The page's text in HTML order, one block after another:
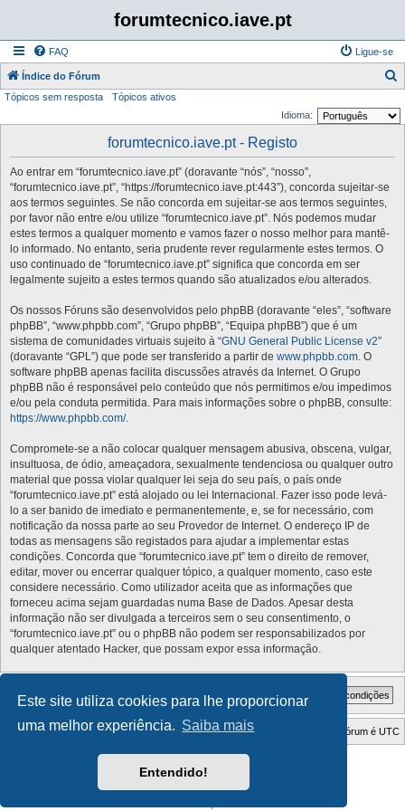
Este site utiliza cookies para lhe proporcionar
uma melhor experiência. Saiba mais
Entendido!
forumtecnico.iave.pt
FAQ Ligue-se
Índice do Fórum
Tópicos sem resposta
Tópicos ativos
Idioma:
forumtecnico.iave.pt - Registo
Ao entrar em “forumtecnico.iave.pt” (doravante “nós”, “nosso”,
“forumtecnico.iave.pt”, “https://forumtecnico.iave.pt:443”), concorda sujeitar-se
aos termos seguintes. Se não concorda em sujeitar-se aos termos seguintes,
por favor não entre e/ou utilize “forumtecnico.iave.pt”. Nós podemos mudar
estes termos a qualquer momento e vamos fazer o nosso melhor para mantê-
lo informado. No entanto, seria prudente rever regularmente estes termos. O
uso continuado de “forumtecnico.iave.pt” significa que concorda em ser
legalmente sujeito a estes termos quando são atualizados e/ou alterados.
Os nossos Fóruns são desenvolvidos pelo phpBB (doravante “eles”, “software
phpBB”, “www.phpbb.com”, “Grupo phpBB”, “Equipa phpBB”) que é um
sistema de comunidades virtuais sujeito à “GNU General Public License v2”
(doravante “GPL”) que pode ser transferido a partir de www.phpbb.com. O
software phpBB apenas facilita discussões através da Internet. O Grupo
phpBB não é responsável pelo conteúdo que nós permitimos e/ou impedimos
e/ou pela conduta permitida. Para mais informações sobre o phpBB, consulte:
https://www.phpbb.com/.
Compromete-se a não colocar qualquer mensagem abusiva, obscena, vulgar,
insultuosa, de ódio, ameaçadora, sexualmente tendenciosa ou qualquer outro
material que possa violar qualquer lei seja do seu país, o país onde
“forumtecnico.iave.pt” está alojado ou lei Internacional. Fazer isso pode levá-
lo a ser banido de imediato e permanentemente, e, se for necessário, com
notificação da nossa parte ao seu Provedor de Internet. O endereço IP de
todas as mensagens são registados para ajudar a implementar estas
condições. Concorda que “forumtecnico.iave.pt” tem o direito de remover,
editar, mover ou encerrar qualquer tópico, a qualquer momento, caso este
considere necessário. Como utilizador aceita que as informações que
forneceu acima sejam guardadas numa Base de Dados. Apesar desta
informação não ser divulgada a terceiros sem o seu consentimento, o
“forumtecnico.iave.pt” ou o phpBB não podem ser responsabilizados por
qualquer atentado Hacker, que possam expor essa informação.
Índice do Fórum O Fuso Horário do Fórum é UTC
GTA game
Desenvolvido porphpBB® Forum Software © phpBB Limited
phpBB Portugal